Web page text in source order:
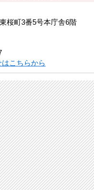
桜町3番5号本庁舎6階
こちらから